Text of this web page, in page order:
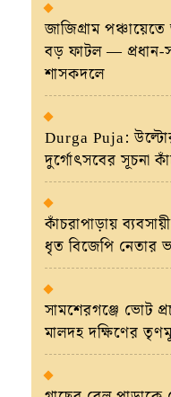
জাজিগ্রাম
বড় ফাটল —
শাসকদলে
Durga Puja:
দুর্গোৎসবের সূচনা
কাঁচরাপাড়ায়
ধৃত বিজেপি নেতার
সামশেরগঞ্জে ভোট
মালদহ দক্ষিণের